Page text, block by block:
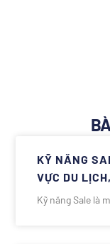
KỸ NĂNG
VỰC DU
Kỹ năng Sale là